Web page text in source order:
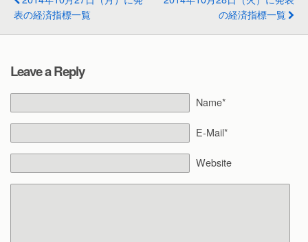
表の経済指標一覧
の経済指標一覧
Leave a Reply
Name*
E-Mail*
Website